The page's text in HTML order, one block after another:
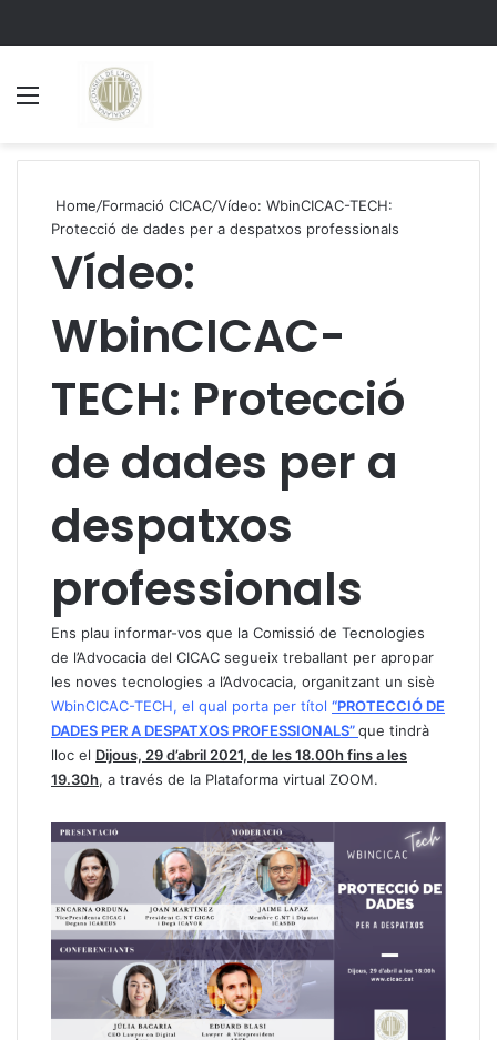
Home/Formació CICAC/Vídeo: WbinCICAC-TECH:
Protecció de dades per a despatxos professionals
Vídeo:
WbinCICAC-
TECH: Protecció
de dades per a
despatxos
professionals
Ens plau informar-vos que la Comissió de Tecnologies
de l’Advocacia del CICAC segueix treballant per apropar
les noves tecnologies a l’Advocacia, organitzant un sisè
WbinCICAC-TECH, el qual porta per títol “PROTECCIÓ DE
DADES PER A DESPATXOS PROFESSIONALS”que tindrà
lloc el Dijous, 29 d’abril 2021, de les 18.00h fins a les
19.30h, a través de la Plataforma virtual ZOOM.